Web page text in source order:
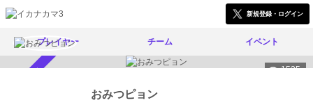
新規登録・ログイン
プレイヤー チーム イベント
1535
おみつピョン